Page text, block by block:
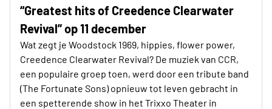
“Greatest hits of Creedence Clearwater
Revival” op 11 december
Wat zegt je Woodstock 1969, hippies, flower power,
Creedence Clearwater Revival? De muziek van CCR,
een populaire groep toen, werd door een tribute band
(The Fortunate Sons) opnieuw tot leven gebracht in
een spetterende show in het Trixxo Theater in